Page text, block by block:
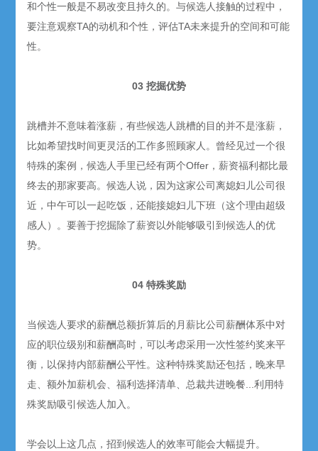
和个性一般是不易改变且持久的。与候选人接触的过程中，
要注意观察TA的动机和个性，评估TA未来提升的空间和可能
性。
03 挖掘优势
跳槽并不意味着涨薪，有些候选人跳槽的目的并不是涨薪，
比如希望找时间更灵活的工作多照顾家人。曾经见过一个很
特殊的案例，候选人手里已经有两个Offer，薪资福利都比最
终去的那家要高。候选人说，因为这家公司离媳妇儿公司很
近，中午可以一起吃饭，还能接媳妇儿下班（这个理由超级
感人）。要善于挖掘除了薪资以外能够吸引到候选人的优
势。
04 特殊奖励
当候选人要求的薪酬总额折算后的月薪比公司薪酬体系中对
应的职位级别和薪酬高时，可以考虑采用一次性签约奖来平
衡，以保持内部薪酬公平性。这种特殊奖励还包括，晚来早
走、额外加薪机会、福利选择清单、总裁共进晚餐...利用特
殊奖励吸引候选人加入。
学会以上这几点，招到候选人的效率可能会大幅提升。